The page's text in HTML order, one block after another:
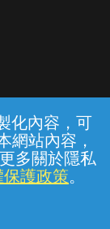
化內容，可
網站內容，
多關於隱私
保護政策。
隱私權保護
分公司